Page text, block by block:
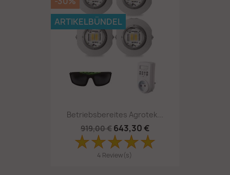
Betriebsbereites Agrotek...
919,00 € 643,30 €
4 Review(s)
ARTIKELBÜNDEL